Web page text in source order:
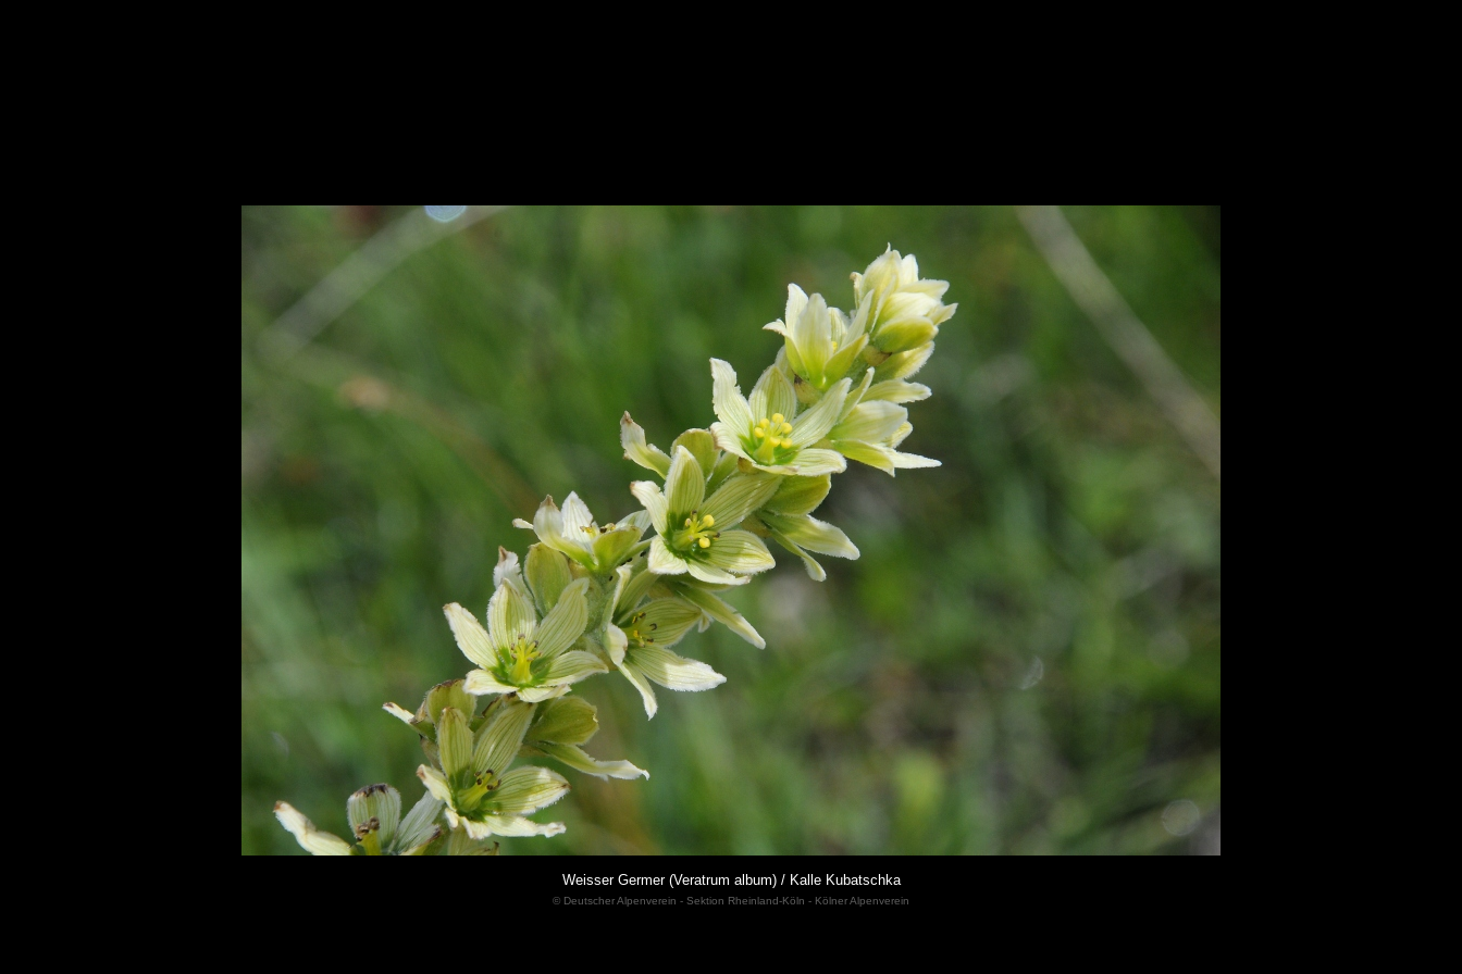
Weisser Germer (Veratrum album) / Kalle Kubatschka
© Deutscher Alpenverein - Sektion Rheinland-Köln - Kölner Alpenverein